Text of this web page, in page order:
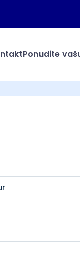
Ponudite